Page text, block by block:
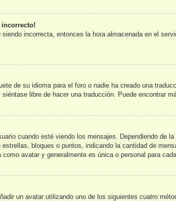
incorrecta, entonces la hora almacenada en el
de su idioma para el foro o nadie ha creado una
libre de hacer una traducción. Puede encontrar
cuando esté viendo los mensajes. Dependiendo de
bloques o puntos, indicando la cantidad de
avatar y generalmente es única o personal para
un avatar utilizando uno de los siguientes cuatro